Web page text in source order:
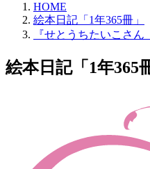
HOME
絵本日記「1年365冊」
『せとうちたいこさ
絵本日記「1年365